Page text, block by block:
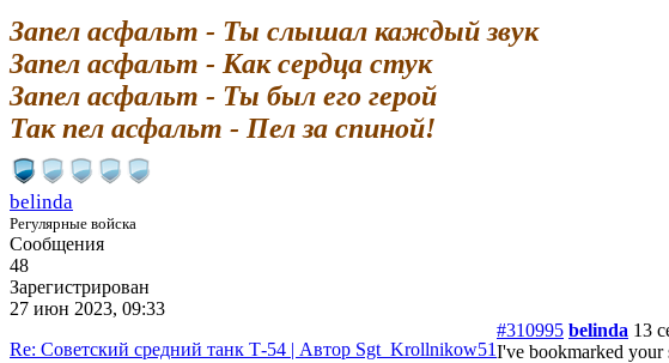
Запел асфальт - Ты слышал каждый звук
Запел асфальт - Как сердца стук
Запел асфальт - Ты был его герой
Так пел асфальт - Пел за спиной!
belinda
Регулярные войска
Сообщения
48
Зарегистрирован
27 июн 2023, 09:33
Re: Советский средний танк Т-54 | Автор Sgt_Krollnikow51
#310995 belinda 13
I've bookmarked your